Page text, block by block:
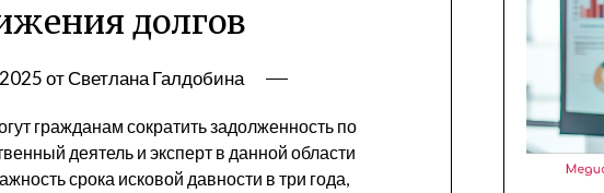
долгов
отСветлана Галдобина
гражданам сократить задолженность по
деятель и эксперт в данной области
срока исковой давности в три года,